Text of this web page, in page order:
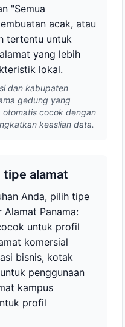
"Semua
acak, atau
tertentu untuk
yang lebih
lokal.
dan kabupaten
gedung yang
otomatis cocok dengan
keaslian data.
tipe alamat
Anda, pilih tipe
Panama:
untuk profil
komersial
bisnis, kotak
penggunaan
kampus
profil